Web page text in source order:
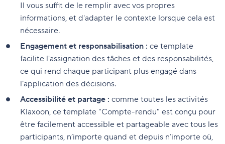
Il vous suffit de le remplir avec vos propres
informations, et d'adapter le contexte lorsque cela est
nécessaire.
Engagement et responsabilisation : ce template
facilite l'assignation des tâches et des responsabilités,
ce qui rend chaque participant plus engagé dans
l’application des décisions.
Accessibilité et partage : comme toutes les activités
Klaxoon, ce template "Compte-rendu" est conçu pour
être facilement accessible et partageable avec tous les
participants, n’importe quand et depuis n’importe où,